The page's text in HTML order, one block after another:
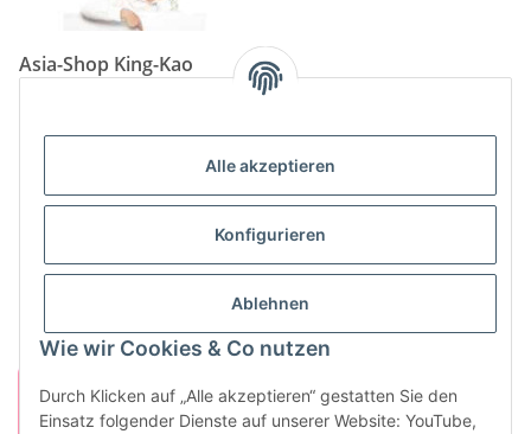
Alle akzeptieren
Konfigurieren
Ablehnen
Wie wir Cookies & Co nutzen
Durch Klicken auf „Alle akzeptieren“ gestatten Sie den
Einsatz folgender Dienste auf unserer Website: YouTube,
Asia-Shop King-Kao
Tel: (06825) 499-104
info@king-kao.de
Öffnungszeiten (Mo-Sa.) 9:00 - 19:00
Gesetzliche Informationen